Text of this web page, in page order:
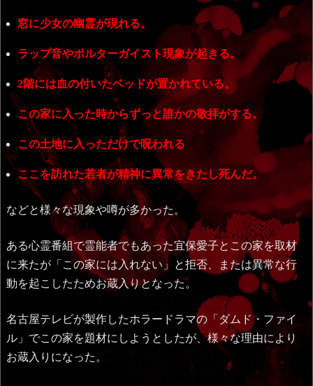
窓に少女の幽霊が現れる。
ラップ音やポルターガイスト現象が起きる。
2階には血の付いたベッドが置かれている。
この家に入った時からずっと誰かの敬拝がする。
この土地に入っただけで呪われる
ここを訪れた若者が精神に異常をきたし死んだ。
などと様々な現象や噂が多かった。
ある心霊番組で霊能者でもあった宜保愛子とこの家を取材
に来たが「この家には入れない」と拒否、または異常な行
動を起こしたためお蔵入りとなった。
名古屋テレビが製作したホラードラマの「ダムド・ファイ
ル」でこの家を題材にしようとしたが、様々な理由により
お蔵入りになった。